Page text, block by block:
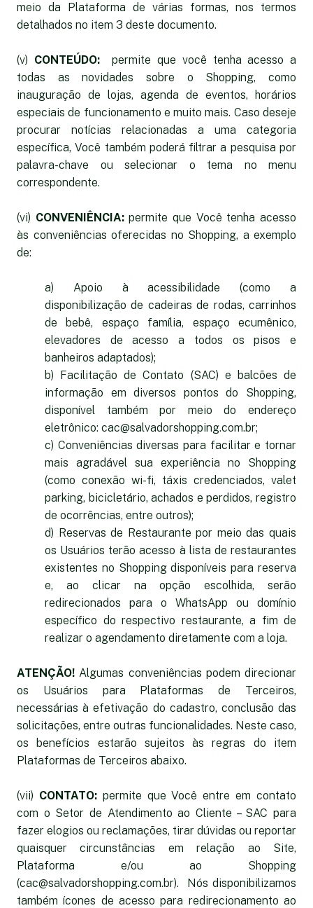
meio da Plataforma de várias formas, nos termos
detalhados no item 3 deste documento.
(v) CONTEÚDO:permite que você tenha acesso a
todas as novidades sobre o Shopping, como
inauguração de lojas, agenda de eventos, horários
especiais de funcionamento e muito mais. Caso deseje
procurar notícias relacionadas a uma categoria
específica, Você também poderá filtrar a pesquisa por
palavra-chave ou selecionar o tema no menu
correspondente.
(vi) CONVENIÊNCIA:permite que Você tenha acesso
às conveniências oferecidas no Shopping, a exemplo
de:
a) Apoio à acessibilidade (como a
disponibilização de cadeiras de rodas, carrinhos
de bebê, espaço família, espaço ecumênico,
elevadores de acesso a todos os pisos e
banheiros adaptados);
b) Facilitação de Contato (SAC) e balcões de
informação em diversos pontos do Shopping,
disponível também por meio do endereço
eletrônico: cac@salvadorshopping.com.br;
c) Conveniências diversas para facilitar e tornar
mais agradável sua experiência no Shopping
(como conexão wi-fi, táxis credenciados, valet
parking, bicicletário, achados e perdidos, registro
de ocorrências, entre outros);
d) Reservas de Restaurante por meio das quais
os Usuários terão acesso à lista de restaurantes
existentes no Shopping disponíveis para reserva
e, ao clicar na opção escolhida, serão
redirecionados para o WhatsApp ou domínio
específico do respectivo restaurante, a fim de
realizar o agendamento diretamente com a loja.
ATENÇÃO! Algumas conveniências podem direcionar
os Usuários para Plataformas de Terceiros,
necessárias à efetivação do cadastro, conclusão das
solicitações, entre outras funcionalidades. Neste caso,
os benefícios estarão sujeitos às regras do item
Plataformas de Terceiros abaixo.
(vii) CONTATO:permite que Você entre em contato
com o Setor de Atendimento ao Cliente – SAC para
fazer elogios ou reclamações, tirar dúvidas ou reportar
quaisquer circunstâncias em relação ao Site,
Plataforma e/ou ao Shopping
(cac@salvadorshopping.com.br). Nós disponibilizamos
também ícones de acesso para redirecionamento ao